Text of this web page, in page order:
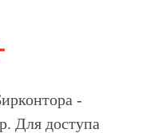
пива, крафта и
-
Для доступа